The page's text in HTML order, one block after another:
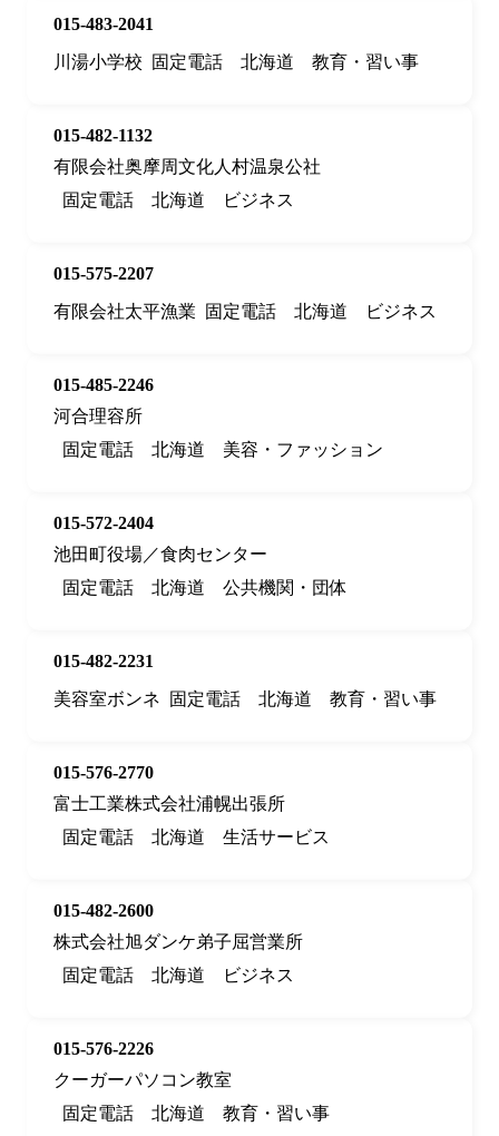
015-483-2041
川湯小学校
固定電話 北海道 教育・習い事
015-482-1132
有限会社奥摩周文化人村温泉公社
固定電話
北海道 ビジネス
015-575-2207
有限会社太平漁業
固定電話 北海道 ビジネス
015-485-2246
河合理容所
固定電話
北海道 美容・ファッション
015-572-2404
池田町役場／食肉センター
固定電話
北海道 公共機関・団体
015-482-2231
美容室ボンネ
固定電話 北海道 教育・習い事
015-576-2770
富士工業株式会社浦幌出張所
固定電話
北海道 生活サービス
015-482-2600
株式会社旭ダンケ弟子屈営業所
固定電話
北海道 ビジネス
015-576-2226
クーガーパソコン教室
固定電話
北海道 教育・習い事